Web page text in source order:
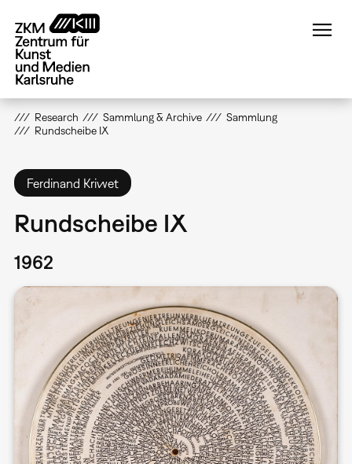
zum
Inhalt
Research Sammlung & Archive
Sammlung
Rundscheibe IX
Ferdinand Kriwet
Rundscheibe IX
1962